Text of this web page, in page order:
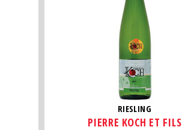
RIESLING
PIERRE KOCH ET FILS